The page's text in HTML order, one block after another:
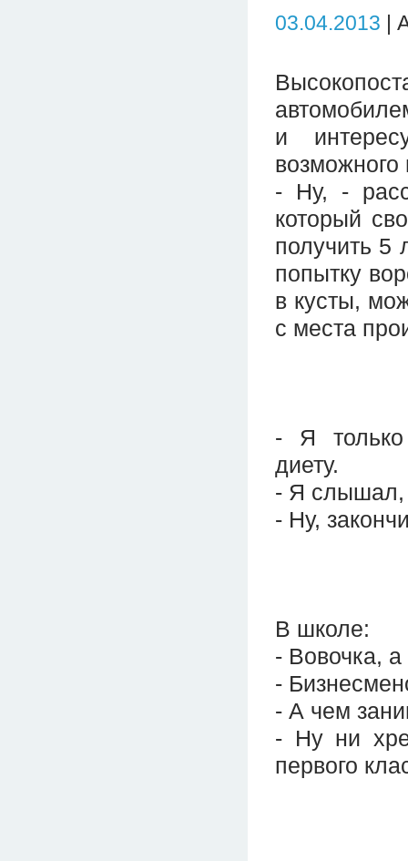
03.04.2013 |
и
возможного
- Ну, -
который
получить 5
попытку
в кусты,
с места
- Я только
диету.
- Я слышал,
- Ну,
В школе:
- Вовочка, а
-
- А чем
- Ну ни
первого